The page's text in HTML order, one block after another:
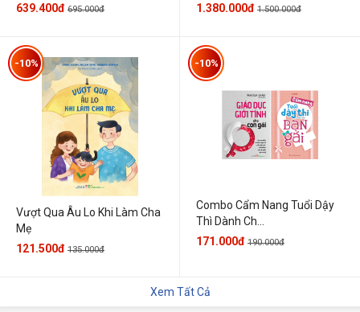
639.400đ 695.000đ 1.380.000đ 1.500.000đ
Vượt Qua Âu Lo Khi Làm Cha
Mẹ
-10%
121.500đ 135.000đ
Combo Cẩm Nang Tuổi Dậy
Thì Dành Ch...
-10%
171.000đ 190.000đ
Xem Tất Cả